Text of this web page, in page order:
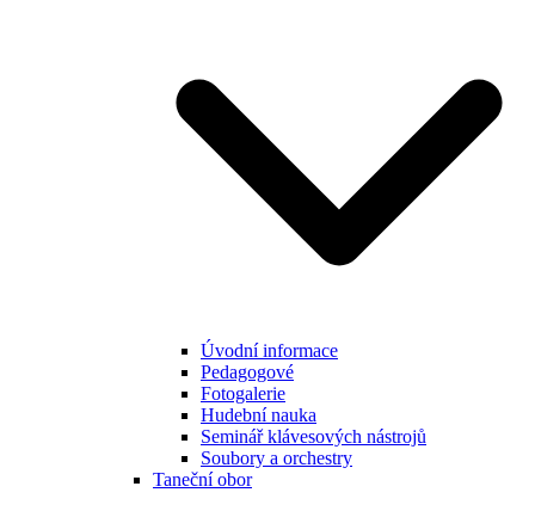
Úvodní informace
Pedagogové
Fotogalerie
Hudební nauka
Seminář klávesových nástrojů
Soubory a orchestry
Taneční obor